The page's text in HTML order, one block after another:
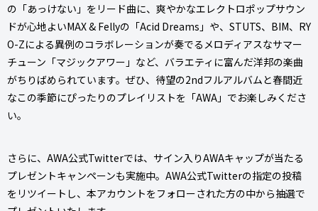
の「あっけない」をリード曲に、爽やかなエレクトロポップサウン
ドが心地よいMAX & Fellyの「Acid Dreams」や、STUTS、BIM、RY
O-Zによる異例のコラボレーションが奏でるメロディアスなサマー
チューン「マジックアワー」など、バラエティに富んだ洋邦の楽曲
がちりばめられています。ぜひ、待望の2ndフルアルバムと春間近
なこの季節にぴったりのプレイリストを「AWA」でお楽しみくださ
い。
さらに、AWA公式Twitterでは、サイン入りAWAキャップが当たる
プレゼントキャンペーンも実施中。AWA公式Twitterの指定の投稿
をリツイートし、本アカウントをフォローされた方の中から抽選で